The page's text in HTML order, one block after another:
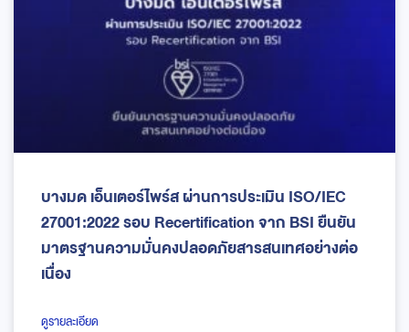
บางมด เอ็นเตอร์ไพร์ส ผ่านการประเมิน ISO/IEC
27001:2022 รอบ Recertification จาก BSI ยืนยัน
มาตรฐานความมั่นคงปลอดภัยสารสนเทศอย่างต่อ
เนื่อง
ดูรายละเอียด